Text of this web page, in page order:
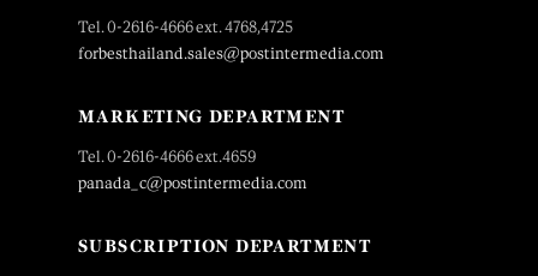
Tel. 0-2616-4666 ext. 4768,4725
forbesthailand.sales@postintermedia.com
MARKETING DEPARTMENT
Tel. 0-2616-4666 ext.4659
panada_c@postintermedia.com
SUBSCRIPTION DEPARTMENT